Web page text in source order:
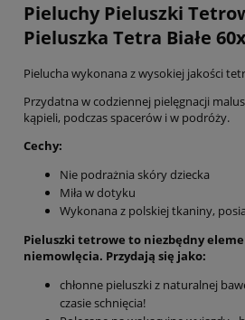
Pieluchy Pieluszki
Pieluszka Tetra Białe
Pielucha wykonana z wysokiej jakości
Przydatna w codziennej pielęgnacji
kąpieli, podczas spacerów i w podróży.
Cechy:
Nie podrażnia skóry dziecka
Miła w dotyku
Wykonana z polskiej tkaniny,
Pieluszki tetrowe to niezbędny
niemowlęcia. Przydają się jako:
chłonne pieluszki z naturalnej
czasie schnięcia!